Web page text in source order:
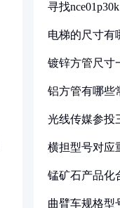
寻找
电梯的尺寸有
镀锌方管尺寸
铝方管有哪些
光线传媒参投
横担型号对应
锰矿石产品化
曲臂车规格型